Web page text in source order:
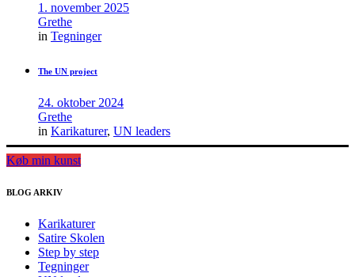
1. november 2025
Grethe
in Tegninger
The UN project
24. oktober 2024
Grethe
in Karikaturer, UN leaders
Køb min kunst
BLOG ARKIV
Karikaturer
Satire Skolen
Step by step
Tegninger